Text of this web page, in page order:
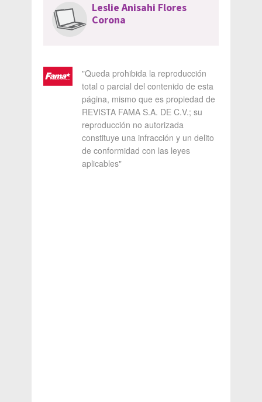
Leslie Anisahi Flores
Corona
"Queda prohibida la reproducción
total o parcial del contenido de esta
página, mismo que es propiedad de
REVISTA FAMA S.A. DE C.V.; su
reproducción no autorizada
constituye una infracción y un delito
de conformidad con las leyes
aplicables"